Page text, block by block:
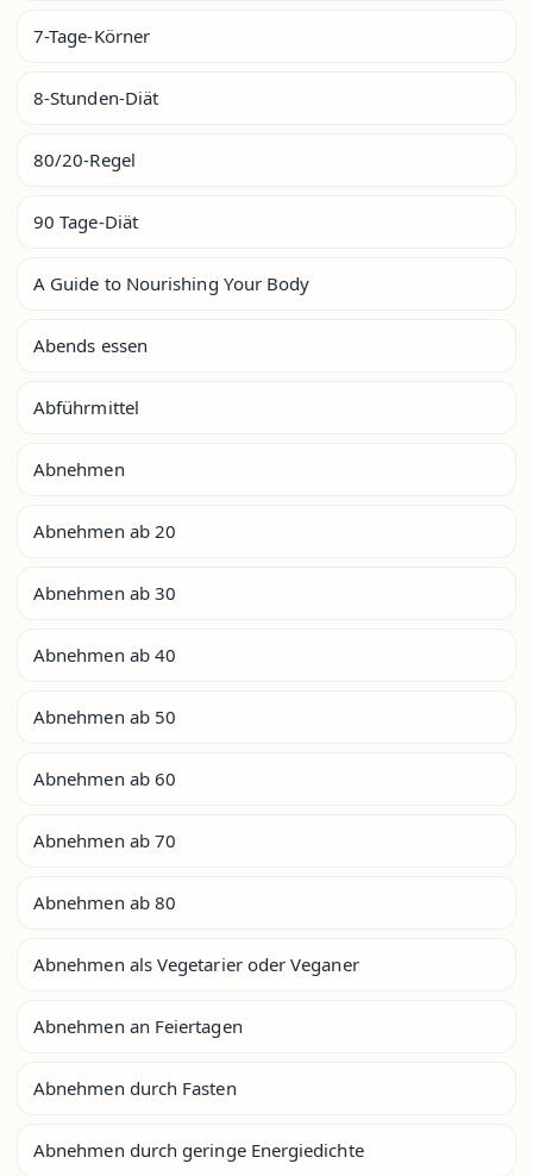
7-Tage-Körner
8-Stunden-Diät
80/20-Regel
90 Tage-Diät
A Guide to Nourishing Your Body
Abends essen
Abführmittel
Abnehmen
Abnehmen ab 20
Abnehmen ab 30
Abnehmen ab 40
Abnehmen ab 50
Abnehmen ab 60
Abnehmen ab 70
Abnehmen ab 80
Abnehmen als Vegetarier oder Veganer
Abnehmen an Feiertagen
Abnehmen durch Fasten
Abnehmen durch geringe Energiedichte